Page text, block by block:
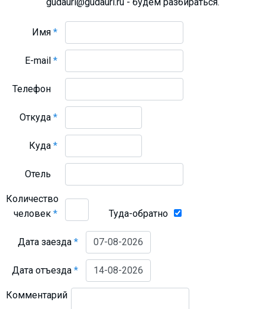
Имя*
E-mail*
Телефон
Откуда*
Куда*
Отель
Количество
человек* Туда-обратно
Дата заезда*
Дата отъезда*
Комментарий